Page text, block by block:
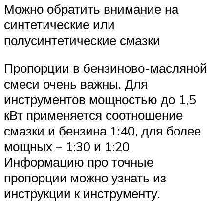
Можно обратить внимание на
синтетические или
полусинтетические смазки
Пропорции в бензиново-масляной
смеси очень важны. Для
инструментов мощностью до 1,5
кВт применяется соотношение
смазки и бензина 1:40, для более
мощных – 1:30 и 1:20.
Информацию про точные
пропорции можно узнать из
инструкции к инструменту.